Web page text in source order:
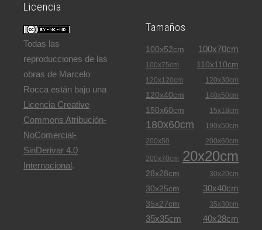
Licencia
Todas las
reproducciones de las
obras de Marcelo
Rocca están bajo una
Licencia Creative
Commons Atribución-
NoComercial-
SinDerivar 4.0
Internacional.
Tamaños
100x52cm 100x70cm
100x75cm 110x110cm
120x120cm 120x30cm
120x40cm 140x50cm
150x60cm 15x18cm
180x60cm
190x50cm
200x50
200x60cm
200x70cm 20x20cm
28x28cm 30x20cm
30x25cm 30x40cm
35x27cm 35x30cm
35x35cm
40x28cm